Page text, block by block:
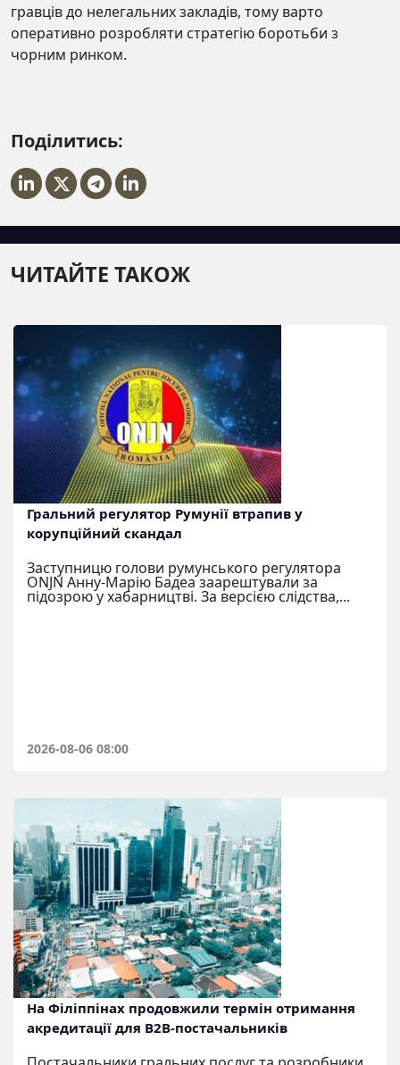
гравців до нелегальних закладів, тому варто
оперативно розробляти стратегію боротьби з
чорним ринком.
Поділитись:
ЧИТАЙТЕ ТАКОЖ
Гральний регулятор Румунії втрапив у
корупційний скандал
Заступницю голови румунського регулятора
ONJN Анну-Марію Бадеа заарештували за
підозрою у хабарництві. За версією слідства,...
2026-08-06 08:00
На Філіппінах продовжили термін отримання
акредитації для B2B-постачальників